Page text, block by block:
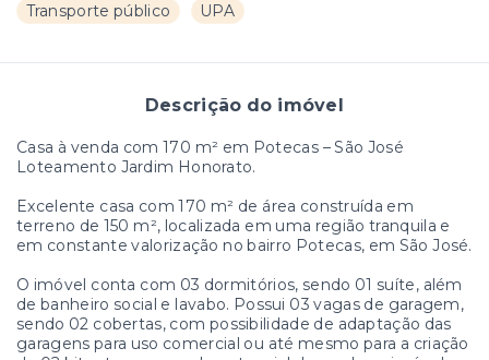
Transporte público
UPA
Descrição do imóvel
Casa à venda com 170 m² em Potecas – São José
Loteamento Jardim Honorato.
Excelente casa com 170 m² de área construída em
terreno de 150 m², localizada em uma região tranquila e
em constante valorização no bairro Potecas, em São José.
O imóvel conta com 03 dormitórios, sendo 01 suíte, além
de banheiro social e lavabo. Possui 03 vagas de garagem,
sendo 02 cobertas, com possibilidade de adaptação das
garagens para uso comercial ou até mesmo para a criação